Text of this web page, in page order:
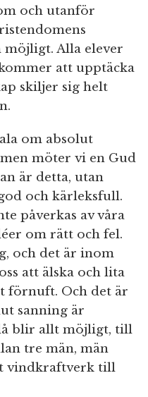
och utanför
möjligt. Alla elever
att upptäcka
skiljer sig helt
om absolut
möter vi en Gud
är detta, utan
och kärleksfull.
påverkas av våra
om rätt och fel.
och det är inom
att älska och lita
förnuft. Och det är
sanning är
blir allt möjligt, till
tre män, män
vindkraftverk till